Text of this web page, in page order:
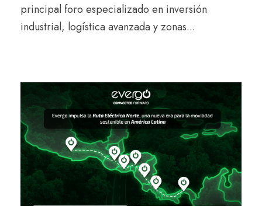
principal foro especializado en inversión
industrial, logística avanzada y zonas...